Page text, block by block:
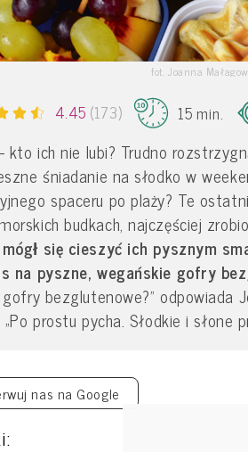
fot. Joanna
4.45 (173) 15 min.
kto ich nie lubi? Trudno
śniadanie na słodko w
spaceru po plaży? Te
budkach, najczęściej
się cieszyć ich pysznym
na pyszne, wegańskie gofry
bezglutenowe?” odpowiada
prostu pycha. Słodkie i słone
nas na Google